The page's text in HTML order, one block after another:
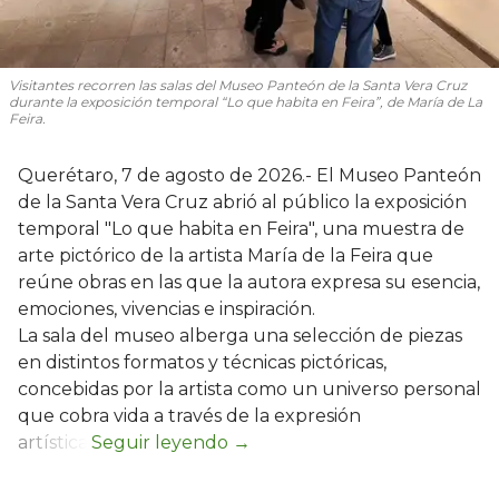
Visitantes recorren las salas del Museo Panteón de la Santa Vera Cruz
durante la exposición temporal “Lo que habita en Feira”, de María de La
Feira.
Querétaro, 7 de agosto de 2026.- El Museo Panteón
de la Santa Vera Cruz abrió al público la exposición
temporal "Lo que habita en Feira", una muestra de
arte pictórico de la artista María de la Feira que
reúne obras en las que la autora expresa su esencia,
emociones, vivencias e inspiración.
La sala del museo alberga una selección de piezas
en distintos formatos y técnicas pictóricas,
concebidas por la artista como un universo personal
que cobra vida a través de la expresión
artística.